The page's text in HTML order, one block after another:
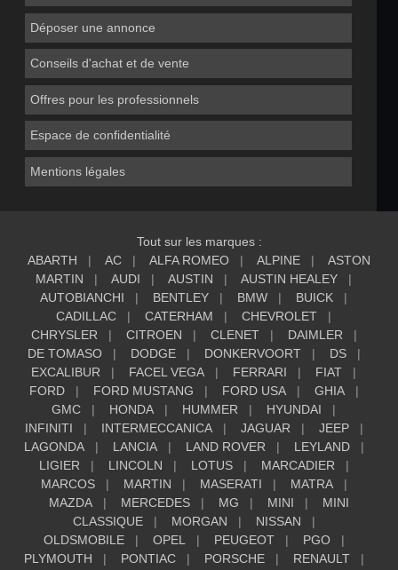
Déposer une annonce
Conseils d'achat et de vente
Offres pour les professionnels
Espace de confidentialité
Mentions légales
Tout sur les marques :
ABARTH
AC ALFA ROMEO ALPINE
ASTON
MARTIN
AUDI AUSTIN
AUSTIN HEALEY
AUTOBIANCHI
BENTLEY BMW
BUICK
CADILLAC
CATERHAM
CHEVROLET
CHRYSLER
CITROEN CLENET
DAIMLER
DE TOMASO
DODGE DONKERVOORT
DS
EXCALIBUR
FACEL VEGA FERRARI
FIAT
FORD
FORD MUSTANG FORD USA
GHIA
GMC
HONDA HUMMER
HYUNDAI
INFINITI
INTERMECCANICA JAGUAR
JEEP
LAGONDA
LANCIA LAND ROVER
LEYLAND
LIGIER
LINCOLN LOTUS
MARCADIER
MARCOS
MARTIN MASERATI
MATRA
MAZDA
MERCEDES MG MINI
MINI
CLASSIQUE
MORGAN
NISSAN
OLDSMOBILE
OPEL PEUGEOT
PGO
PLYMOUTH
PONTIAC PORSCHE
RENAULT